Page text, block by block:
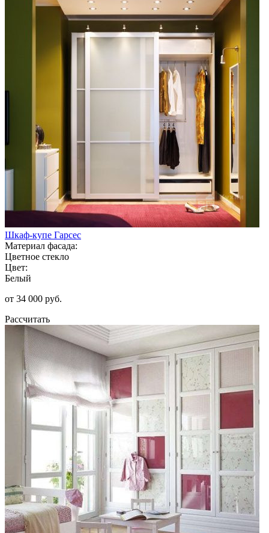
Шкаф-купе Гарсес
Материал фасада:
Цветное стекло
Цвет:
Белый
от 34 000 руб.
Рассчитать